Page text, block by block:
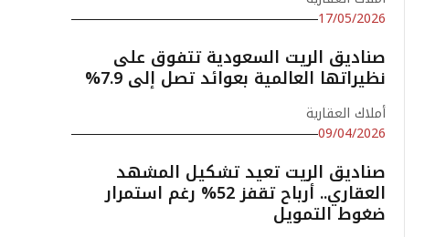
17/05/2026
صناديق الريت السعودية تتفوق على
نظيراتها العالمية بعوائد تصل إلى 7.9%
أملاك العقارية
09/04/2026
صناديق الريت تعيد تشكيل المشهد
العقاري.. أرباح تقفز 52% رغم استمرار
ضغوط التمويل